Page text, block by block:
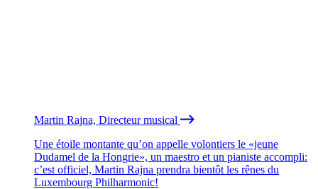
Martin Rajna, Directeur musical
Une étoile montante qu’on appelle volontiers le «jeune
Dudamel de la Hongrie», un maestro et un pianiste accompli:
c’est officiel, Martin Rajna prendra bientôt les rênes du
Luxembourg Philharmonic!